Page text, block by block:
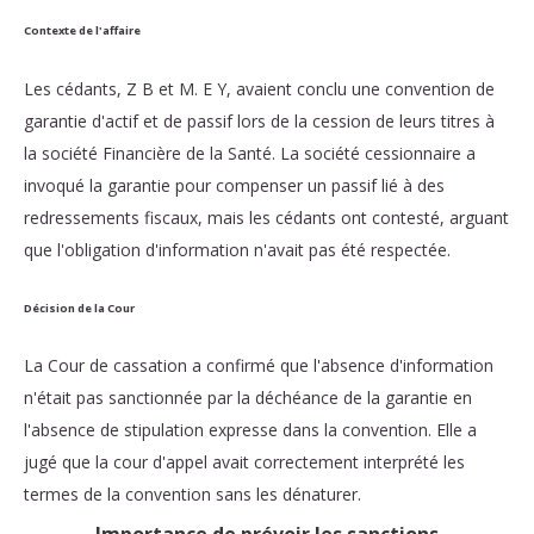
Contexte de l'affaire
Les cédants, Z B et M. E Y, avaient conclu une convention de
garantie d'actif et de passif lors de la cession de leurs titres à
la société Financière de la Santé. La société cessionnaire a
invoqué la garantie pour compenser un passif lié à des
redressements fiscaux, mais les cédants ont contesté, arguant
que l'obligation d'information n'avait pas été respectée.
Décision de la Cour
La Cour de cassation a confirmé que l'absence d'information
n'était pas sanctionnée par la déchéance de la garantie en
l'absence de stipulation expresse dans la convention. Elle a
jugé que la cour d'appel avait correctement interprété les
termes de la convention sans les dénaturer.